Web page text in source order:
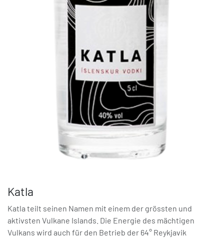
Katla
Katla teilt seinen Namen mit einem der grössten und
aktivsten Vulkane Islands. Die Energie des mächtigen
Vulkans wird auch für den Betrieb der 64° Reykjavik